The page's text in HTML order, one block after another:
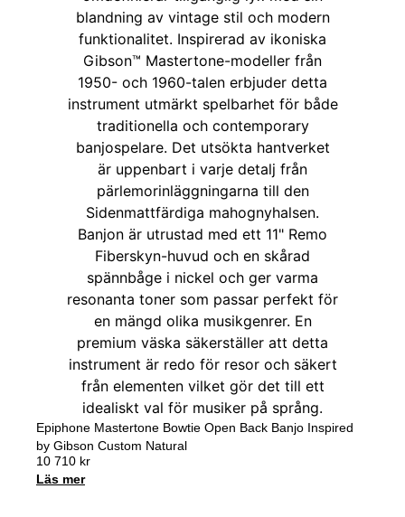
Epiphone Mastertone Bowtie Open Back Banjo Inspired
by Gibson Custom Natural
10 710 kr
Läs mer